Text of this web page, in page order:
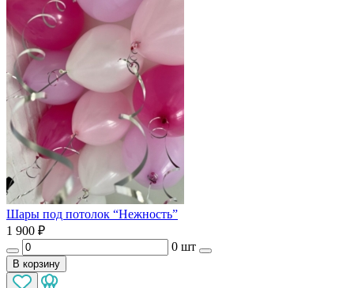
Шары под потолок “Нежность”
1 900 ₽
0 шт
В корзину